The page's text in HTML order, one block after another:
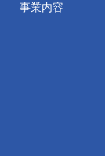
事業内容